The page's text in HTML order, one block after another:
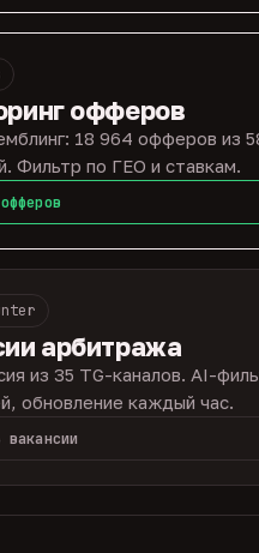
офферов
18 964 офферов из
Фильтр по ГЕО и ставкам.
арбитража
из 35 TG-каналов. AI-
обновление каждый час.
вакансии